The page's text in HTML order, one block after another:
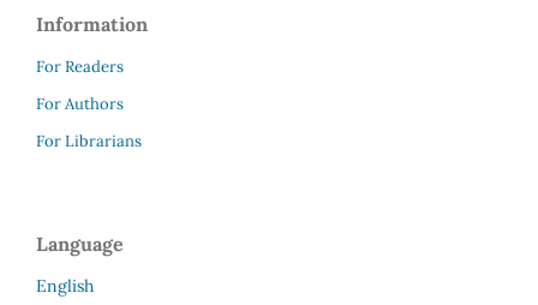
Information
For Readers
For Authors
For Librarians
Language
English